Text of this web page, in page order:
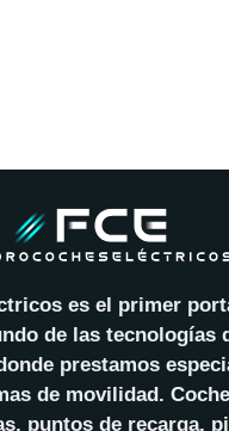
es el primer
de las tecnologías
prestamos
de movilidad.
puntos de recarga,